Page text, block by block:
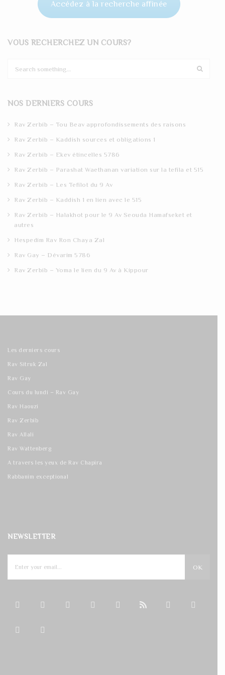
Accédez à la recherche affinée
VOUS RECHERCHEZ UN COURS?
c
NOS DERNIERS COURS
Rav Zerbib – Tou Beav approfondissements des raisons
Rav Zerbib – Kaddish sources et obligations 1
Rav Zerbib – Ekev étincelles 5786
Rav Zerbib – Parashat Waethanan variation sur la tefila et 515
Rav Zerbib – Les Tefilot du 9 Av
Rav Zerbib – Kaddish 1 en lien avec le 515
Rav Zerbib – Halakhot pour le 9 Av Seouda Hamafseket et
autres
Hespedim Rav Ron Chaya Zal
Rav Gay – Dévarim 5786
Rav Zerbib – Yoma le lien du 9 Av à Kippour
Les derniers cours
Rav Sitruk Zal
Rav Gay
Cours du lundi – Rav Gay
Rav Haouzi
Rav Zerbib
Rav Allali
Rav Wattenberg
A travers les yeux de Rav Chapira
Rabbanim exceptional
NEWSLETTER
OK